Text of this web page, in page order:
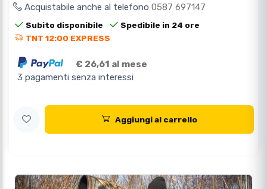
Acquistabile anche al telefono 0587 697147
Subito disponibile
Spedibile in 24 ore
TNT 12:00 EXPRESS
€ 26,61 al mese
3 pagamenti senza interessi
Aggiungi al carrello